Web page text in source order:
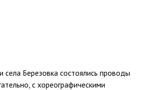
Березовка состоялись проводы
с хореографическими